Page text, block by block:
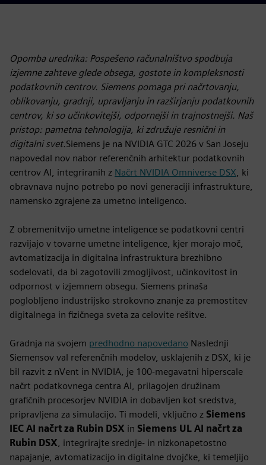
Opomba urednika: Pospešeno računalništvo spodbuja
izjemne zahteve glede obsega, gostote in kompleksnosti
podatkovnih centrov. Siemens pomaga pri načrtovanju,
oblikovanju, gradnji, upravljanju in razširjanju podatkovnih
centrov, ki so učinkovitejši, odpornejši in trajnostnejši. Naš
pristop: pametna tehnologija, ki združuje resnični in
digitalni svet.Siemens je na NVIDIA GTC 2026 v San Joseju
napovedal nov nabor referenčnih arhitektur podatkovnih
centrov AI, integriranih z Načrt NVIDIA Omniverse DSX, ki
obravnava nujno potrebo po novi generaciji infrastrukture,
namensko zgrajene za umetno inteligenco.
Z obremenitvijo umetne inteligence se podatkovni centri
razvijajo v tovarne umetne inteligence, kjer morajo moč,
avtomatizacija in digitalna infrastruktura brezhibno
sodelovati, da bi zagotovili zmogljivost, učinkovitost in
odpornost v izjemnem obsegu. Siemens prinaša
poglobljeno industrijsko strokovno znanje za premostitev
digitalnega in fizičnega sveta za celovite rešitve.
Gradnja na svojem predhodno napovedano Naslednji
Siemensov val referenčnih modelov, usklajenih z DSX, ki je
bil razvit z nVent in NVIDIA, je 100-megavatni hiperscale
načrt podatkovnega centra AI, prilagojen družinam
grafičnih procesorjev NVIDIA in dobavljen kot sredstva,
pripravljena za simulacijo. Ti modeli, vključno z Siemens
IEC AI načrt za Rubin DSX in Siemens UL AI načrt za
Rubin DSX, integrirajte srednje- in nizkonapetostno
napajanje, avtomatizacijo in digitalne dvojčke, ki temeljijo